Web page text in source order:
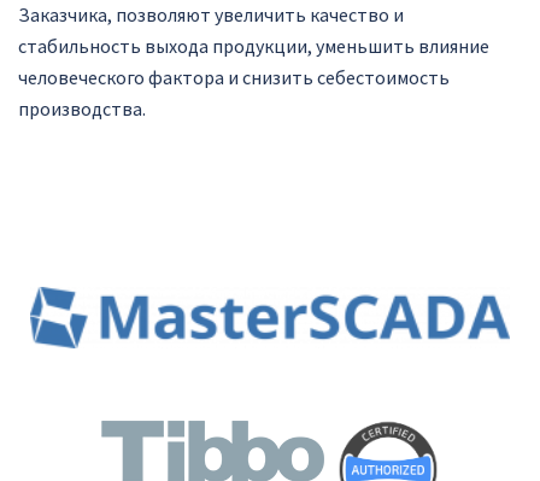
Заказчика, позволяют увеличить качество и
стабильность выхода продукции, уменьшить влияние
человеческого фактора и снизить себестоимость
производства.